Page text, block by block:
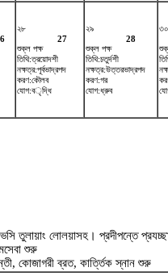
২৮
27
শুক্ল পক্ষ
তিথি:ত্রয়োদশী
নক্ষত্র:পূর্বভাদ্রপদ
করণ:কৌলব
যোগ:বৃদ্ধি
২৯
28
শুক্ল পক্ষ
তিথি:চতুর্দশী
নক্ষত্র:উত্তরভাদ্রপদ
করণ:গর
যোগ:ধ্রুব
৩০
তুলায়াং লোলয়াসহ। প্রদীপন্তে
শুরু
কোজাগরী ব্রত, কার্ত্তিক স্নান শুরু